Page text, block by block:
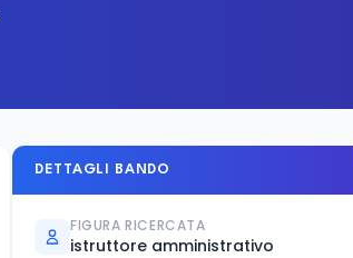
DETTAGLI BANDO
FIGURA RICERCATA
istruttore amministrativo